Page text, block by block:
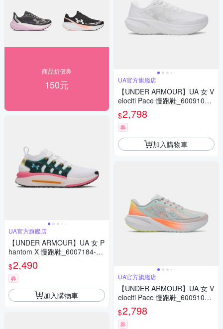
商品折價券
150元
UA官方旗艦店
【UNDER ARMOUR】UA 女 P
hantom X 慢跑鞋_6007184-10
$2,490
券
加入購物車
UA官方旗艦店
【UNDER ARMOUR】UA 女 V
elociti Pace 慢跑鞋_6009108-
100
$2,798
券
加入購物車
UA官方旗艦店
【UNDER ARMOUR】UA 女 V
elociti Pace 慢跑鞋_6009108-
703
$2,798
券